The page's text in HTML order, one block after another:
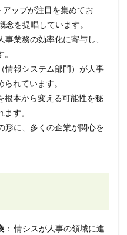
ップが注目を集めてお
を提唱しています。
業務の効率化に寄与し、
情報システム部門）が人事
れています。
根本から変える可能性を秘
す。
形に、多くの企業が関心を
： 情シスが人事の領域に進